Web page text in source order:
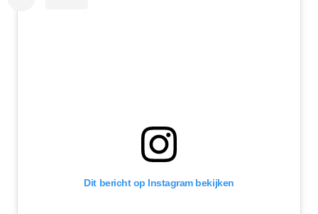
Dit bericht op Instagram bekijken